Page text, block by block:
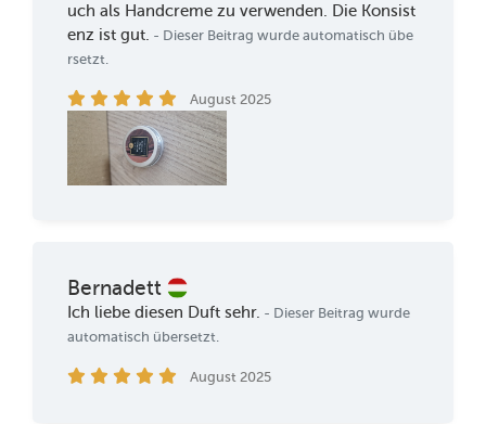
uch als Handcreme zu verwenden. Die Konsist
enz ist gut. - Dieser Beitrag wurde automatisch übe
rsetzt.
August 2025
Bernadett
Ich liebe diesen Duft sehr. - Dieser Beitrag wurde
automatisch übersetzt.
August 2025